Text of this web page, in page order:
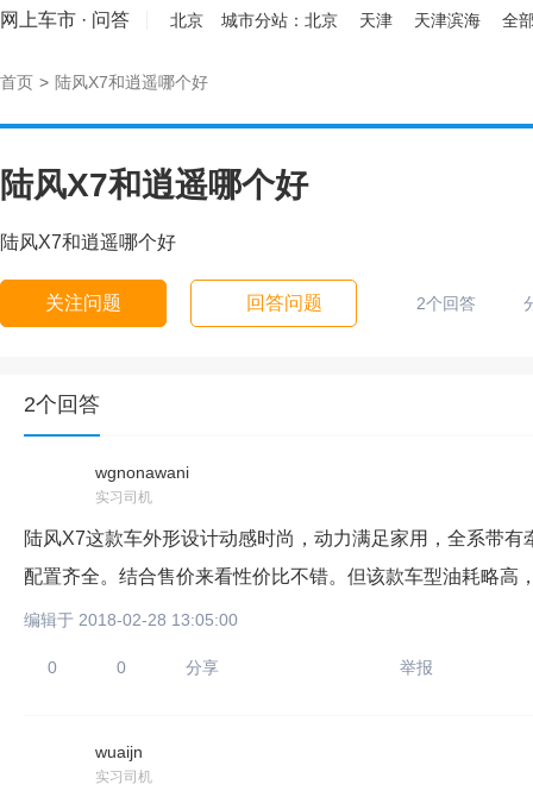
网上车市 · 问答 北京 城市分站： 北京 天津 天津滨海 全
首页 > 陆风X7和逍遥哪个好
陆风X7和逍遥哪个好
陆风X7和逍遥哪个好
关注问题 回答问题 2个回答
2个回答
wgnonawani
实习司机
陆风X7这款车外形设计动感时尚，动力满足家用，全系带
配置齐全。结合售价来看性价比不错。但该款车型油耗略高
编辑于 2018-02-28 13:05:00
0 0 分享 举报
wuaijn
实习司机